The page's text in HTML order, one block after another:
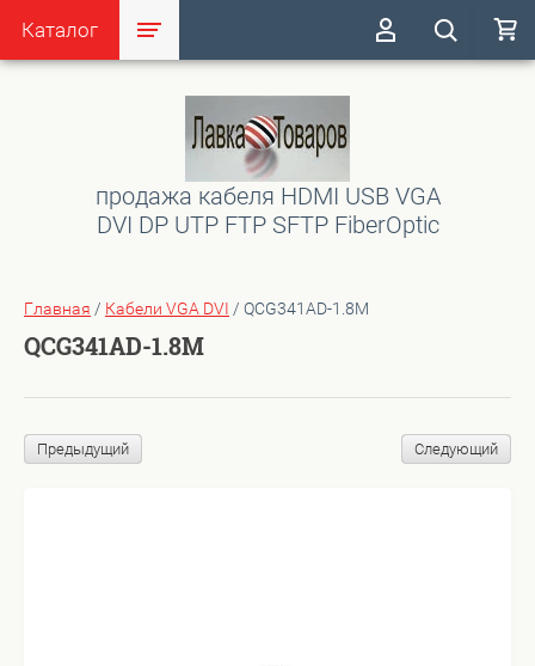
Каталог
продажа кабеля HDMI USB VGA
DVI DP UTP FTP SFTP FiberOptic
Главная / Кабели VGA DVI / QCG341AD-1.8M
QCG341AD-1.8M
Предыдущий Следующий